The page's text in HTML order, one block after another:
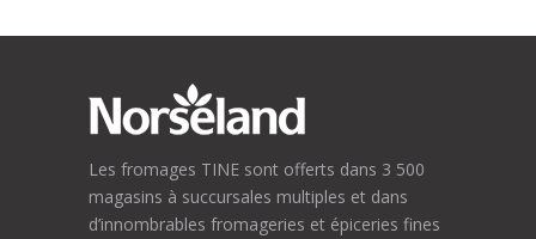
Les fromages TINE sont offerts dans 3 500
magasins à succursales multiples et dans
d’innombrables fromageries et épiceries fines